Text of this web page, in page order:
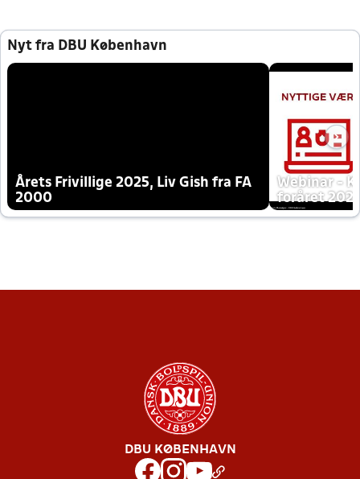
Nyt fra DBU København
Årets Frivillige 2025, Liv Gish fra FA
2000
Webinar -
foråret
DBU KØBENHAVN